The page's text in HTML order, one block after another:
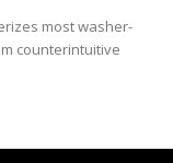
most washer-
counterintuitive